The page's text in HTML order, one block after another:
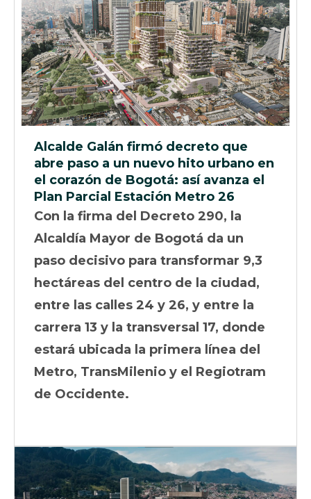
Alcalde Galán firmó decreto que
abre paso a un nuevo hito urbano en
el corazón de Bogotá: así avanza el
Plan Parcial Estación Metro 26
Con la firma del Decreto 290, la
Alcaldía Mayor de Bogotá da un
paso decisivo para transformar 9,3
hectáreas del centro de la ciudad,
entre las calles 24 y 26, y entre la
carrera 13 y la transversal 17, donde
estará ubicada la primera línea del
Metro, TransMilenio y el Regiotram
de Occidente.